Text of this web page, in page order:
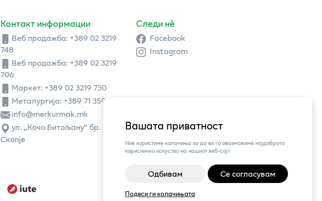
Вашата приватност
Ние користиме колачиња за да ви го овозможиме најдоброто
корисничко искуство на нашиот веб-сајт
Одбивам Се согласувам
Подеси ги колачињата
Контакт информации
Веб продажба: +389 02 3219
748
Веб продажба: +389 02 3219
706
Маркет: +389 02 3219 730
Металургија: +389 71 359 504
info@merkurmak.mk
ул. „Кочо Битољану“ бр. 3,
Скопје
Следи нè
Facebook
Instagram